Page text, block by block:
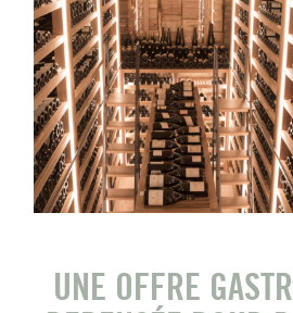
UNE OFFRE